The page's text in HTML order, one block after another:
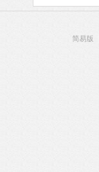
简易版